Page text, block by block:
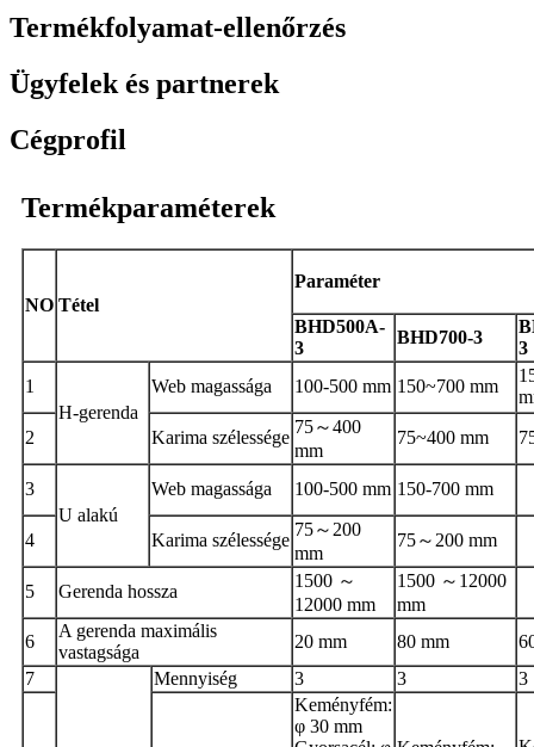
Termékfolyamat-ellenőrzés
Ügyfelek és partnerek
Cégprofil
Termékparaméterek
NO Tétel
Paraméter
BHD500A-
3
BHD700-3
B
3
1
H-gerenda
Web magassága 100-500 mm 150~700 mm
2
Karima szélessége
75～400
mm
75~400 mm
3
U alakú
Web magassága 100-500 mm 150-700 mm
4 Karima szélessége
75～200
mm
75～200 mm
5 Gerenda hossza
1500 ～
12000 mm
1500 ～12000
mm
6
A gerenda maximális
vastagsága
20 mm 80 mm
7
Mennyiség 3 3 3
Keményfém:
φ 30 mm